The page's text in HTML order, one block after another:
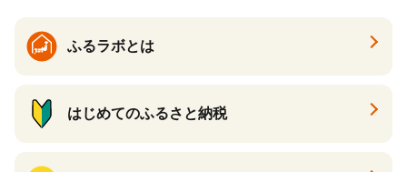
ふるラボとは
はじめてのふるさと納税